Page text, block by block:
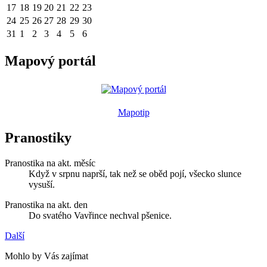
17 18 19 20 21 22 23
24 25 26 27 28 29 30
31 1 2 3 4 5 6
Mapový portál
Mapotip
Pranostiky
Pranostika na akt. měsíc
Když v srpnu naprší, tak než se oběd pojí, všecko slunce
vysuší.
Pranostika na akt. den
Do svatého Vavřince nechval pšenice.
Další
Mohlo by Vás zajímat